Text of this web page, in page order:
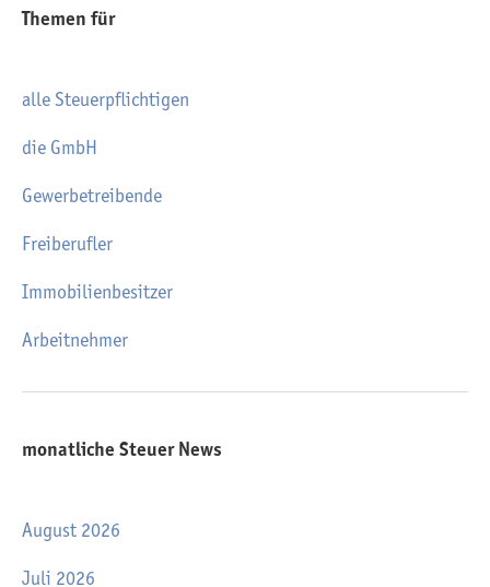
Themen für
alle Steuerpflichtigen
die GmbH
Gewerbetreibende
Freiberufler
Immobilienbesitzer
Arbeitnehmer
monatliche Steuer News
August 2026
Juli 2026